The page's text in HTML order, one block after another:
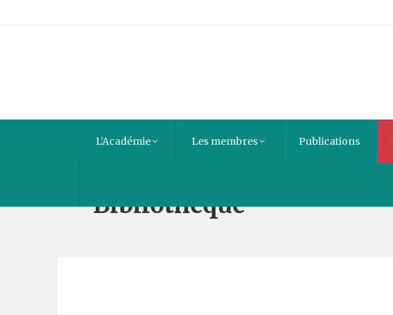
L’Académie Les membres Publications
Bibliothèque